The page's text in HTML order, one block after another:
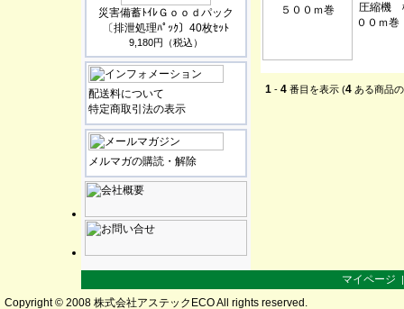
災害備蓄ﾄｲﾚＧｏｏｄパック
〔排泄処理ﾊﾟｯｸ〕40枚ｾｯﾄ
9,180円（税込）
配送料について
特定商取引法の表示
メルマガの購読・解除
圧縮機
００ｍ巻
1 - 4 番目を表示 (4 ある商品
マイページ
Copyright © 2008 株式会社アステックECO All rights reserved.